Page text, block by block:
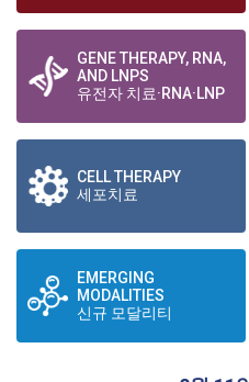
GENE THERAPY, RNA,
AND LNPS
유전자 치료·RNA·LNP
CELL THERAPY
세포치료
EMERGING
MODALITIES
신규 모달리티